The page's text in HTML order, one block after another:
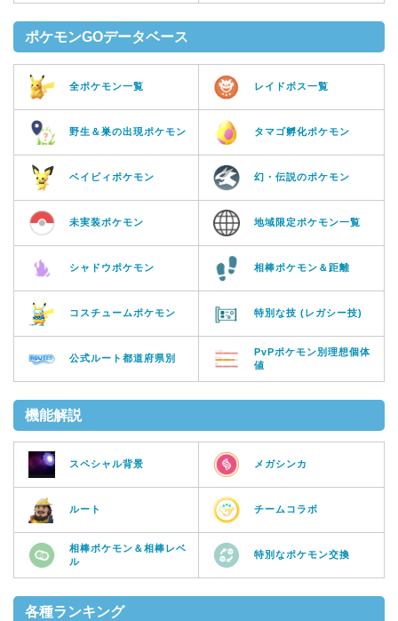
ポケモンGOデータベース
全ポケモン一覧 レイドボス一覧
野生＆巣の出現ポケモン タマゴ孵化ポケモン
ベイビィポケモン 幻・伝説のポケモン
未実装ポケモン 地域限定ポケモン一覧
シャドウポケモン 相棒ポケモン＆距離
コスチュームポケモン 特別な技 (レガシー技)
公式ルート都道府県別
PvPポケモン別理想個体
値
機能解説
スペシャル背景 メガシンカ
ルート チームコラボ
相棒ポケモン＆相棒レベ
ル
特別なポケモン交換
各種ランキング